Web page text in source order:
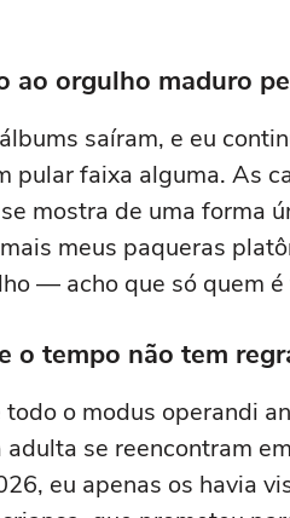
ao orgulho maduro
saíram, e eu
pular faixa alguma. As
mostra de uma forma
meus paqueras
— acho que só quem
o tempo não tem
o modus operandi
adulta se reencontram
eu apenas os havia